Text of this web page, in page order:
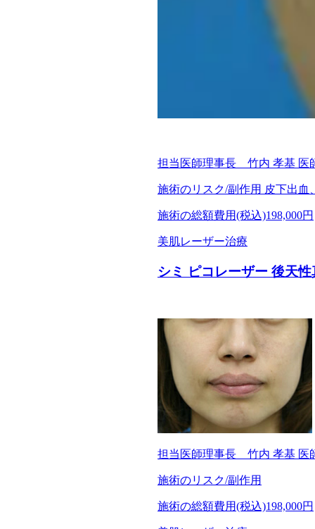
担当医師理事長 竹内 孝基 医
施術のリスク/副作用 皮下出血
施術の総額費用(税込)198,000円
美肌レーザー治療
シミ ピコレーザー 後天
担当医師理事長 竹内 孝基 医
施術のリスク/副作用
施術の総額費用(税込)198,000円